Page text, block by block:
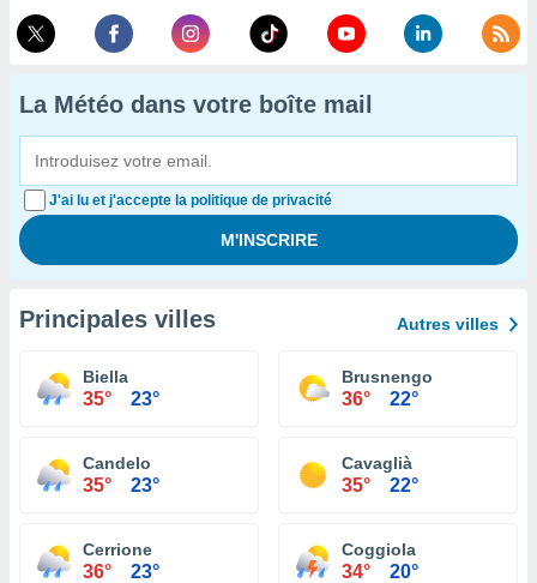
La Météo dans votre boîte mail
J'ai lu et j'accepte la politique de privacité
Principales villes Autres villes
Biella
35° 23°
Brusnengo
36° 22°
Candelo
35° 23°
Cavaglià
35° 22°
Cerrione
36° 23°
Coggiola
34° 20°